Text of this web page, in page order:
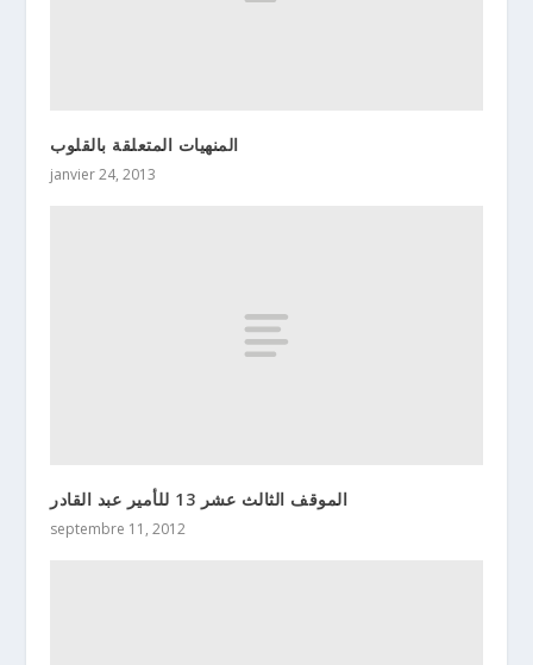
المنهيات المتعلقة بالقلوب
janvier 24, 2013
الموقف الثالث عشر 13 للأمير عبد القادر
septembre 11, 2012